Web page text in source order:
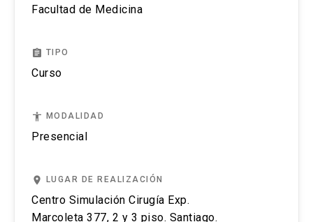
Facultad de Medicina
assignment TIPO
Curso
accessibility MODALIDAD
Presencial
place LUGAR DE REALIZACIÓN
Centro Simulación Cirugía Exp.
Marcoleta 377, 2 y 3 piso. Santiago.